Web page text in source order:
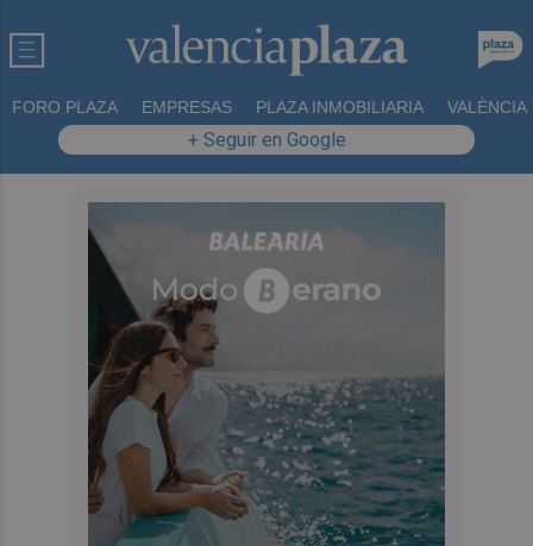
FORO PLAZA EMPRESAS PLAZA INMOBILIARIA VALÈNCIA
+ Seguir en Google